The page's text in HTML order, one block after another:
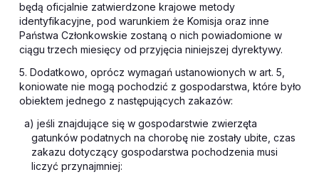
będą oficjalnie zatwierdzone krajowe metody
identyfikacyjne, pod warunkiem że Komisja oraz inne
Państwa Członkowskie zostaną o nich powiadomione w
ciągu trzech miesięcy od przyjęcia niniejszej dyrektywy.
5. Dodatkowo, oprócz wymagań ustanowionych w art. 5,
koniowate nie mogą pochodzić z gospodarstwa, które było
obiektem jednego z następujących zakazów:
a) jeśli znajdujące się w gospodarstwie zwierzęta
gatunków podatnych na chorobę nie zostały ubite, czas
zakazu dotyczący gospodarstwa pochodzenia musi
liczyć przynajmniej: